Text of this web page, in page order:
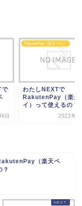
日
RakutenPay（楽天ペイ）
インダストリアルブ
チでRakutenPay（
ペイ）って使え...
2022年7
（楽天ペ
？